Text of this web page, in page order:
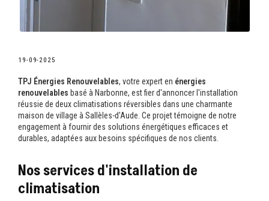
19-09-2025
TPJ Énergies Renouvelables, votre expert en énergies
renouvelables basé à Narbonne, est fier d'annoncer l'installation
réussie de deux climatisations réversibles dans une charmante
maison de village à Sallèles-d'Aude. Ce projet témoigne de notre
engagement à fournir des solutions énergétiques efficaces et
durables, adaptées aux besoins spécifiques de nos clients.
Nos services d'installation de
climatisation